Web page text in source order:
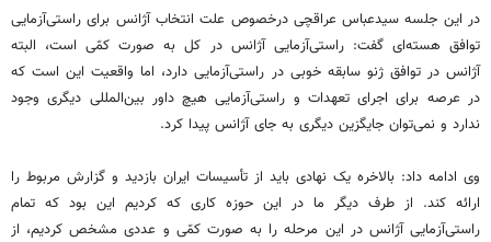
در این جلسه سیدعباس عراقچی درخصوص علت انتخاب آژانس برای راستی‌آزمایی
توافق هسته‌ای گفت: راستی‌آزمایی آژانس در کل به صورت کمّی است، البته
آژانس در توافق ژنو سابقه خوبی در راستی‌آزمایی دارد، اما واقعیت این است که
در عرصه برای اجرای تعهدات و راستی‌آزمایی هیچ داور بین‌المللی دیگری وجود
ندارد و نمی‌توان جایگزین دیگری به جای آژانس پیدا کرد.
وی ادامه داد: بالاخره یک نهادی باید از تأسیسات ایران بازدید و گزارش مربوط را
ارائه کند. از طرف دیگر ما در این حوزه کاری که کردیم این بود که تمام
راستی‌آزمایی آژانس در این مرحله را به صورت کمّی و عددی مشخص کردیم، از